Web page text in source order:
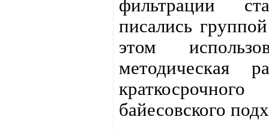
фильтрации
писались
этом
методическая
байесовского